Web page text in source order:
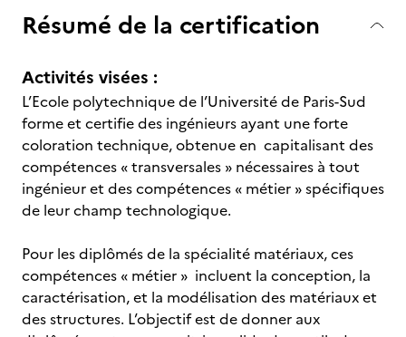
Résumé de la certification
Activités visées :
L’Ecole polytechnique de l’Université de Paris-Sud
forme et certifie des ingénieurs ayant une forte
coloration technique, obtenue en capitalisant des
compétences « transversales » nécessaires à tout
ingénieur et des compétences « métier » spécifiques
de leur champ technologique.
Pour les diplômés de la spécialité matériaux, ces
compétences « métier » incluent la conception, la
caractérisation, et la modélisation des matériaux et
des structures. L’objectif est de donner aux